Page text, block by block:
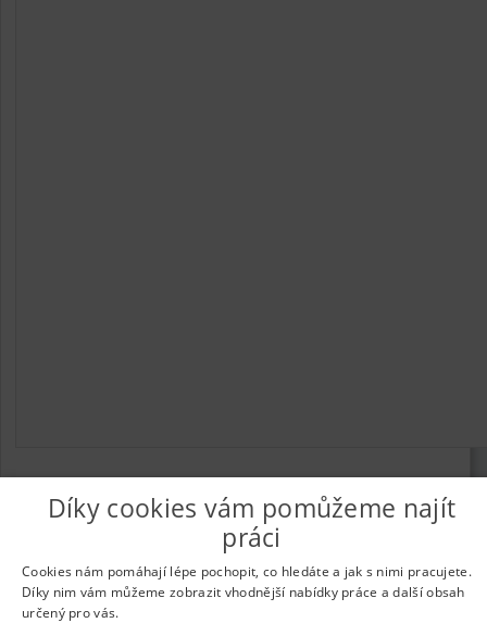
| Nabídka práce - zaměstnání
Informace o webu a kontakt na provozovatele
webu|Vložit inzerát|Odběr novinek |Odstranění inzerátu |
Nastavení cookies
Díky cookies vám pomůžeme najít
práci
Cookies nám pomáhají lépe pochopit, co hledáte a jak s nimi pracujete.
Díky nim vám můžeme zobrazit vhodnější nabídky práce a další obsah
určený pro vás.